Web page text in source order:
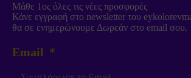
Μάθε 1ος όλες τις νέες προσφορές
Κάνε εγγραφή στο newsletter του
θα σε ενημερώνουμε Δωρεάν στο email σου.
Email